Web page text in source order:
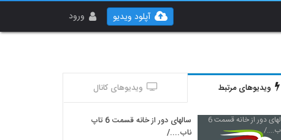
ورود آپلود ویدیو
ویدیوهای مرتبط ویدیوهای کانال
سالهای دور از خانه قسمت 6 تاپ
ناب..../